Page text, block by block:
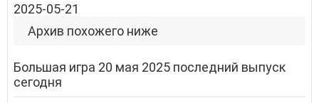
2025-05-21
Архив похожего ниже
Большая игра 20 мая 2025 последний выпуск
сегодня